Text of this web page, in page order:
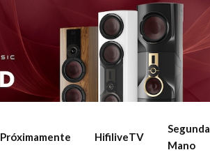
Próximamente HifiliveTV
Segunda
Mano